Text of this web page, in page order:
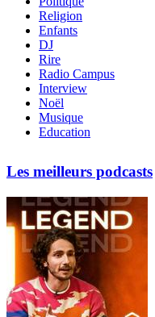
Religion
Enfants
DJ
Rire
Radio Campus
Interview
Noël
Musique
Education
Les meilleurs podcasts